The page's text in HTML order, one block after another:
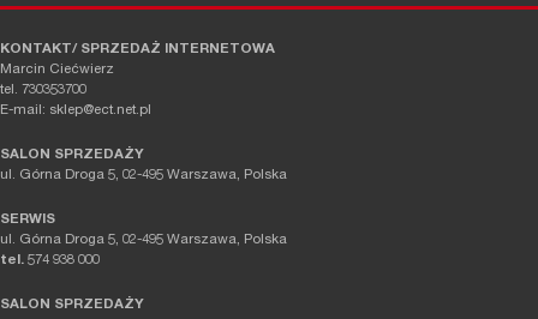
KONTAKT/ SPRZEDAŻ INTERNETOWA
Marcin Ciećwierz
tel. 730353700
E-mail: sklep@ect.net.pl
SALON SPRZEDAŻY
ul. Górna Droga 5, 02-495 Warszawa, Polska
SERWIS
ul. Górna Droga 5, 02-495 Warszawa, Polska
tel. 574 938 000
SALON SPRZEDAŻY